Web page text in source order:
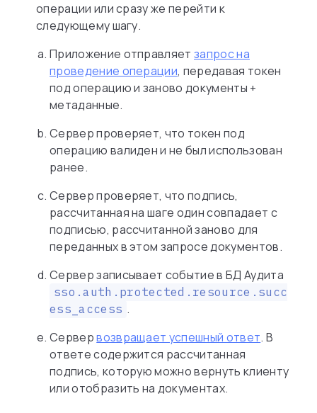
операции или сразу же перейти к
следующему шагу.
Приложение отправляетзапрос на
проведение операции, передавая токен
под операцию и заново документы +
метаданные.
Сервер проверяет, что токен под
операцию валиден и не был использован
ранее.
Сервер проверяет, что подпись,
рассчитанная на шаге один совпадает с
подписью, рассчитанной заново для
переданных в этом запросе документов.
Сервер записывает событие в БД Аудита
sso.auth.protected.resource.succ
ess_access .
Сервервозвращает успешный ответ. В
ответе содержится рассчитанная
подпись, которую можно вернуть клиенту
или отобразить на документах.